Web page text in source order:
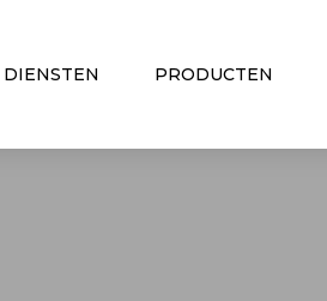
DIENSTEN PRODUCTEN